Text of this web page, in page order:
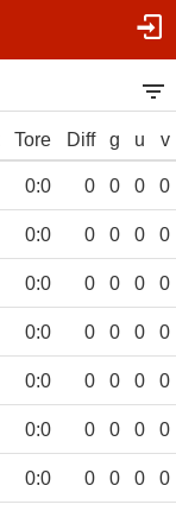
Tore Diff g u v
0:0 0 0 0 0
0:0 0 0 0 0
0:0 0 0 0 0
0:0 0 0 0 0
0:0 0 0 0 0
0:0 0 0 0 0
0:0 0 0 0 0